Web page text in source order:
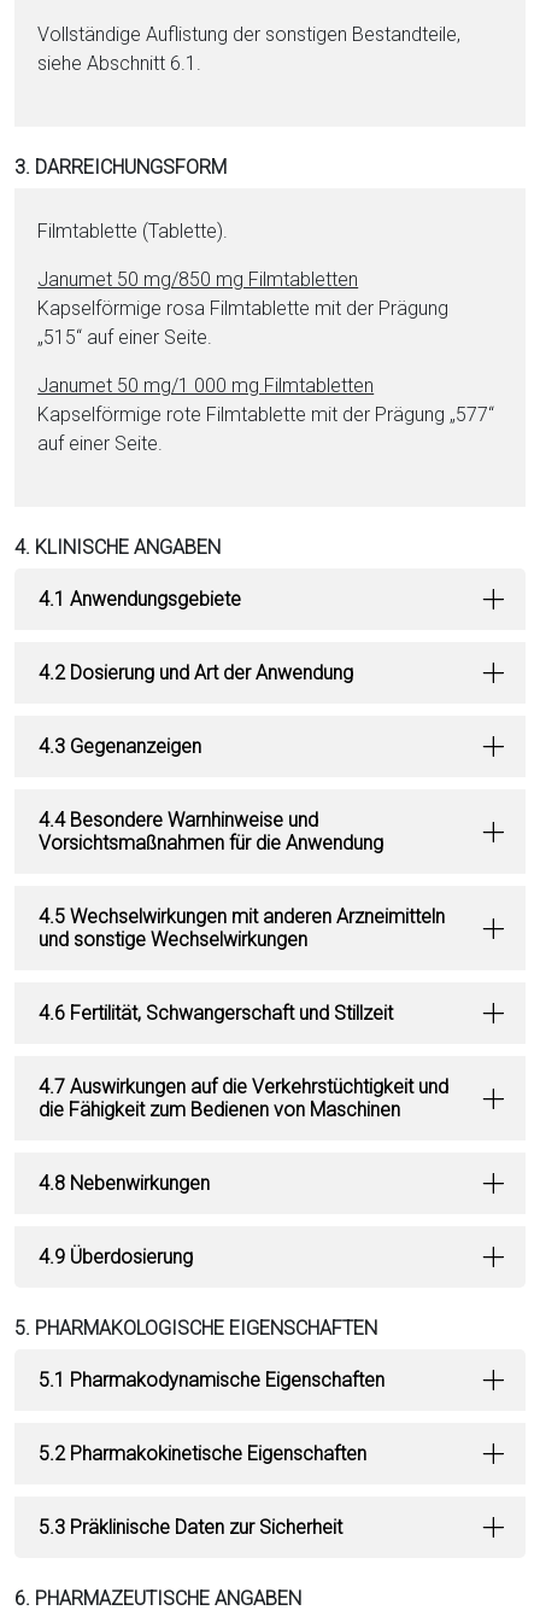
Vollständige Auflistung der sonstigen Be­stand­tei­le,
siehe Abschnitt 6.1.
3. DARREICHUNGSFORM
Film­ta­blet­te (Ta­blet­te).
Janumet 50 mg/850 mg Film­ta­blet­ten
Kapselförmige rosa Film­ta­blet­te mit der Prägung
„515“ auf ei­ner Seite.
Janumet 50 mg/1 000 mg Film­ta­blet­ten
Kapselförmige rote Film­ta­blet­te mit der Prägung „577“
auf ei­ner Seite.
4. KLINISCHE ANGABEN
4.1 Anwendungsgebiete
4.2 Dosierung und Art der Anwendung
4.3 Gegenanzeigen
4.4 Besondere Warnhinweise und
Vorsichtsmaßnahmen für die Anwendung
4.5 Wechselwirkungen mit anderen Arzneimitteln
und sonstige Wechselwirkungen
4.6 Fertilität, Schwangerschaft und Stillzeit
4.7 Auswirkungen auf die Verkehrstüchtigkeit und
die Fähigkeit zum Bedienen von Maschinen
4.8 Nebenwirkungen
4.9 Überdosierung
5. PHARMAKOLOGISCHE EIGENSCHAFTEN
5.1 Pharmakodynamische Eigenschaften
5.2 Pharmakokinetische Eigenschaften
5.3 Präklinische Daten zur Sicherheit
6. PHARMAZEUTISCHE ANGABEN